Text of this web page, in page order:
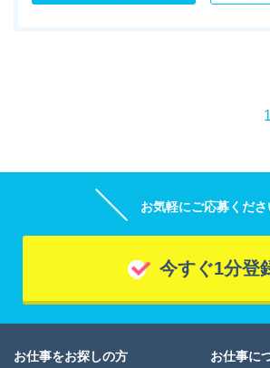
1
お気軽にご応募くださ
今すぐ1分登
お仕事をお探しの方 お仕事に